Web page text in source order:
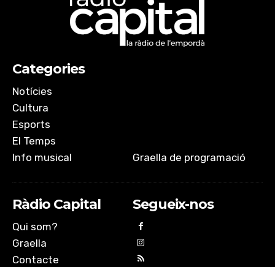
Categories
Notícies
Cultura
Esports
El Temps
Info musical
Graella de programació
Ràdio Capital
Qui som?
Graella
Contacte
Segueix-nos